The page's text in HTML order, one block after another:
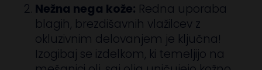
Nežna nega kože: Redna uporaba
blagih, brezdišavnih vlažilcev z
okluzivnim delovanjem je ključna!
Izogibaj se izdelkom, ki temeljijo na